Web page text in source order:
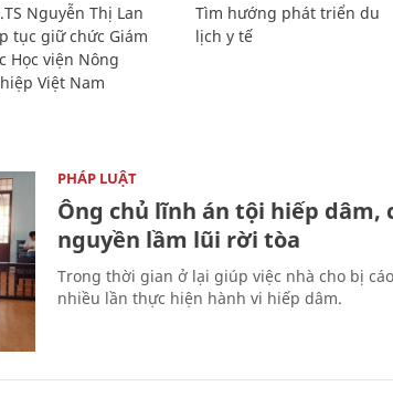
Nguyễn Thị Lan
tục giữ chức Giám
Học viện Nông
Việt Nam
Tìm hướng phát triển du
lịch y tế
PHÁP LUẬT
Ông chủ lĩnh án tội hiếp dâm,
nguyền lầm lũi rời tòa
Trong thời gian ở lại giúp việc nhà cho bị
nhiều lần thực hiện hành vi hiếp dâm.